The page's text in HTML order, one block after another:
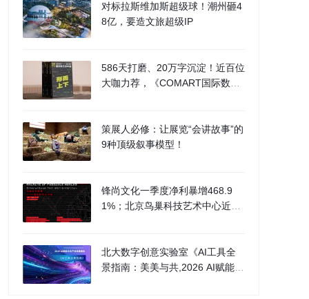
对标拉斯维加斯超级球！潮州砸4
8亿，要造文旅超级IP
586天打磨、20万字沉淀！近百位
大咖力荐，《COMART国际数艺
策展人必修：让展览“会讲故事”的
9种顶级叙事模型！
锋尚文化一季度净利暴增468.9
1%；北京鸟巢科技艺术中心近日
北大数字创意实验室《AI工具全
景指南：美美与共,2026 AI赋能文